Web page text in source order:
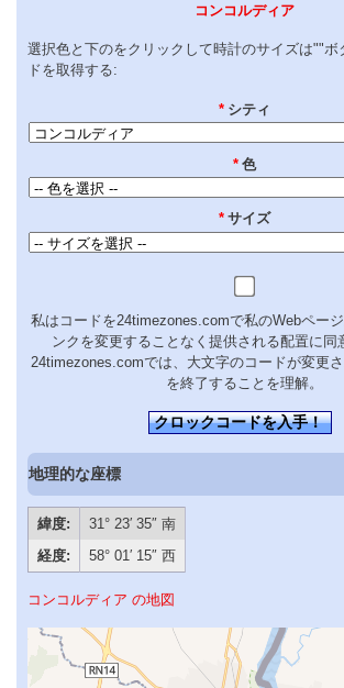
コンコルディア
選択色と下のをクリックして時計のサイズは""ボ
ドを取得する:
* シティ
* 色
* サイズ
私はコードを24timezones.comで私のWebペー
ンクを変更することなく提供される配置に同
24timezones.comでは、大文字のコードが変更
を終了することを理解。
クロックコードを入手！
地理的な座標
緯度:
31° 23′ 35″ 南
経度:
58° 01′ 15″ 西
コンコルディア の地図